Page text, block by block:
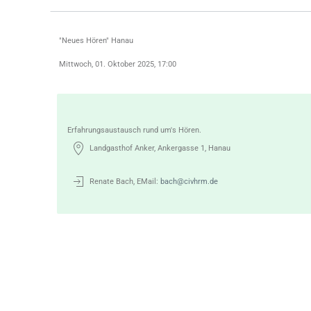
"Neues Hören" Hanau
Mittwoch, 01. Oktober 2025, 17:00
Erfahrungsaustausch rund um's Hören.
Landgasthof Anker, Ankergasse 1, Hanau
Renate Bach, EMail: bach@civhrm.de